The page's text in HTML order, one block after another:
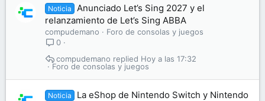
Noticia
Anunciado Let’s Sing 2027 y el
relanzamiento de Let’s Sing ABBA
compudemano
Foro de consolas y juegos
0
Foro de consolas y juegos
Hoy a las 17:32
compudemano
Noticia
La eShop de Nintendo Switch y Nintendo